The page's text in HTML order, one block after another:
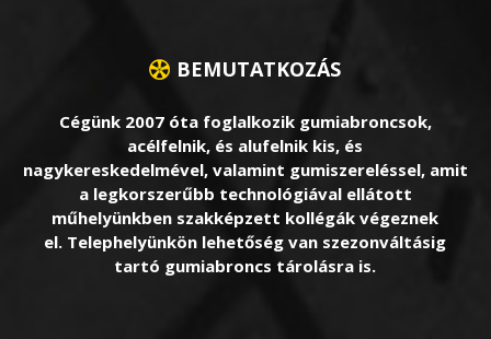
BEMUTATKOZÁS
Cégünk 2007 óta foglalkozik gumiabroncsok,
acélfelnik, és alufelnik kis, és
nagykereskedelmével, valamint gumiszereléssel, amit
a legkorszerűbb technológiával ellátott
műhelyünkben szakképzett kollégák végeznek
el. Telephelyünkön lehetőség van szezonváltásig
tartó gumiabroncs tárolásra is.